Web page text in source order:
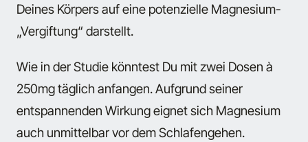
Deines Körpers auf eine potenzielle Magnesium-
„Vergiftung“ darstellt.
Wie in der Studie könntest Du mit zwei Dosen à
250mg täglich anfangen. Aufgrund seiner
entspannenden Wirkung eignet sich Magnesium
auch unmittelbar vor dem Schlafengehen.